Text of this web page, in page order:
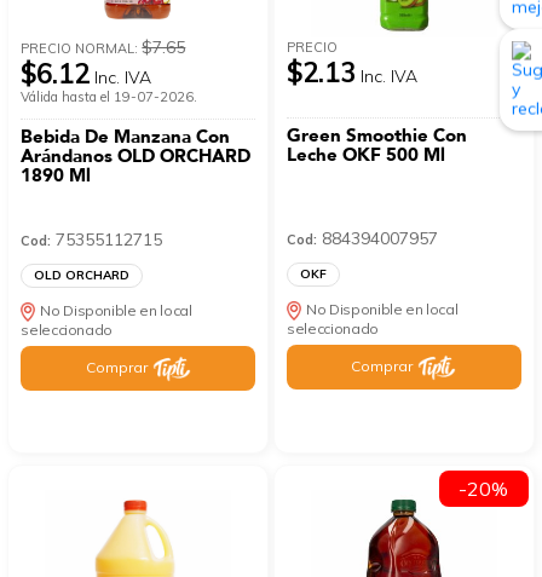
PRECIO NORMAL:$7.65
$6.12 Inc. IVA
Válida hasta el 19-07-2026.
Bebida De Manzana Con
Arándanos OLD ORCHARD
1890 Ml
Cod: 75355112715
OLD ORCHARD
No Disponible en local
seleccionado
Comprar
PRECIO
$2.13 Inc. IVA
Green Smoothie Con
Leche OKF 500 Ml
Cod: 884394007957
OKF
No Disponible en local
seleccionado
Comprar
-20%